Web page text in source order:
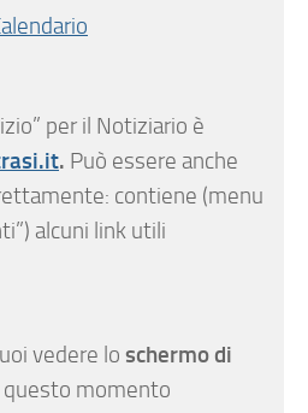
per il Notiziario è
. Può essere anche
contiene (menu
alcuni link utili
vedere lo schermo di
momento